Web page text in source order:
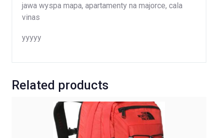
jawa wyspa mapa, apartamenty na majorce, cala
vinas
yyyyy
Related products